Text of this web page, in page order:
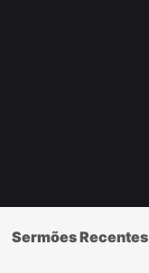
Sermões Recentes